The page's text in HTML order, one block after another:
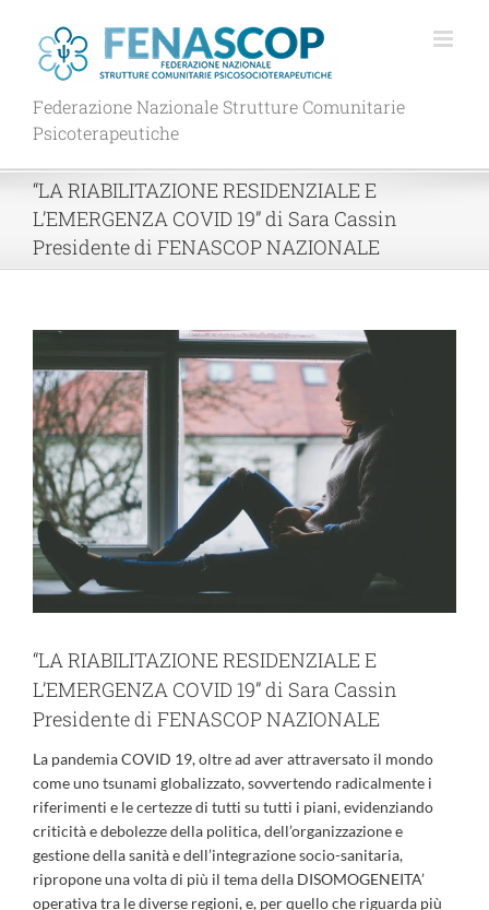
contenuto
Federazione Nazionale Strutture Comunitarie
Psicoterapeutiche
“LA RIABILITAZIONE RESIDENZIALE E
L’EMERGENZA COVID 19” di Sara Cassin
Presidente di FENASCOP NAZIONALE
immagine
“LA RIABILITAZIONE RESIDENZIALE E
L’EMERGENZA COVID 19” di Sara Cassin
Presidente di FENASCOP NAZIONALE
La pandemia COVID 19, oltre ad aver attraversato il mondo
come uno tsunami globalizzato, sovvertendo radicalmente i
riferimenti e le certezze di tutti su tutti i piani, evidenziando
criticità e debolezze della politica, dell’organizzazione e
gestione della sanità e dell’integrazione socio-sanitaria,
ripropone una volta di più il tema della DISOMOGENEITA’
operativa tra le diverse regioni, e, per quello che riguarda più